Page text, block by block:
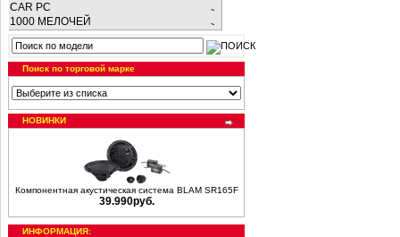
CAR PC
1000 МЕЛОЧЕЙ
Поиск по торговой марке
НОВИНКИ
Компонентная акустическая система BLAM SR165F
39.990руб.
ИНФОРМАЦИЯ: